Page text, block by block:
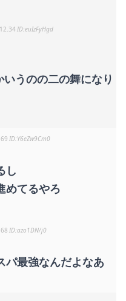
euIzFyHgd
うのの二の舞になり
Y6eZw9Cm0
し
めてるやろ
azo1DN/j0
パ最強なんだよなあ